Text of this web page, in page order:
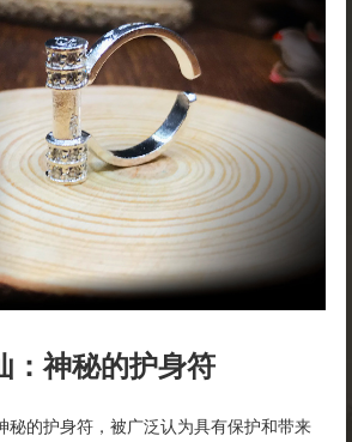
：神秘的护身符
秘的护身符，被广泛认为具有保护和带来